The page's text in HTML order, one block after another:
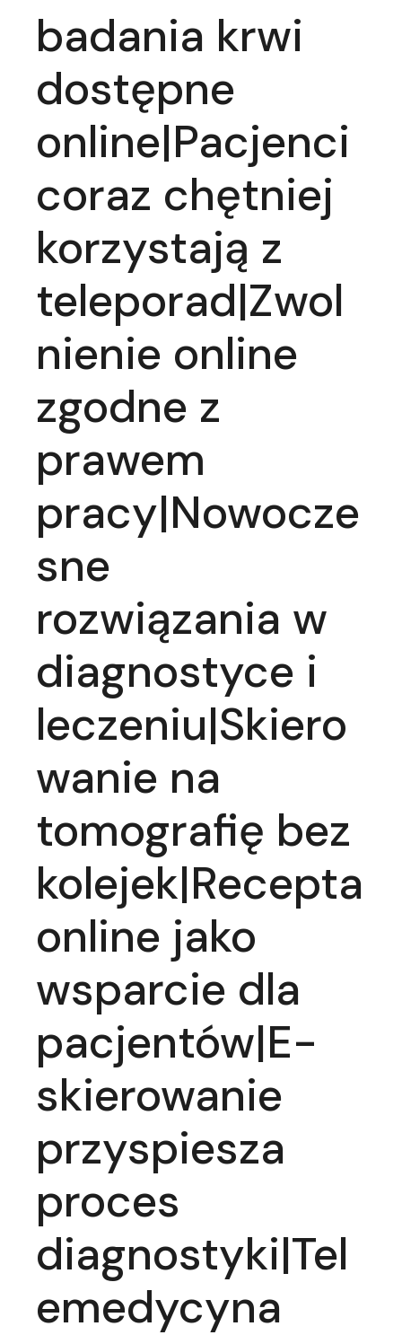
badania krwi
dostępne
online|Pacjenci
coraz chętniej
korzystają z
teleporad|Zwol
nienie online
zgodne z
prawem
pracy|Nowocze
sne
rozwiązania w
diagnostyce i
leczeniu|Skiero
wanie na
tomografię bez
kolejek|Recepta
online jako
wsparcie dla
pacjentów|E-
skierowanie
przyspiesza
proces
diagnostyki|Tel
emedycyna